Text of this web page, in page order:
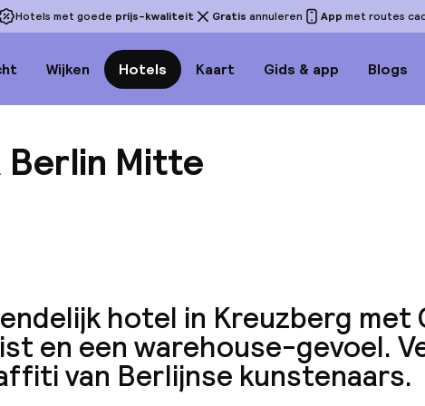
Hotels met goede prijs-kwaliteit Gratis annuleren App met routes
Wijken Hotels Kaart Gids & app Blogs
Berlin Mitte
hotel in Kreuzberg met
en een warehouse-gevoel.
van Berlijnse kunstenaars.